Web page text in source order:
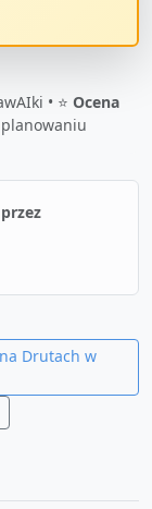
• ⭐ Ocena
Drutach w